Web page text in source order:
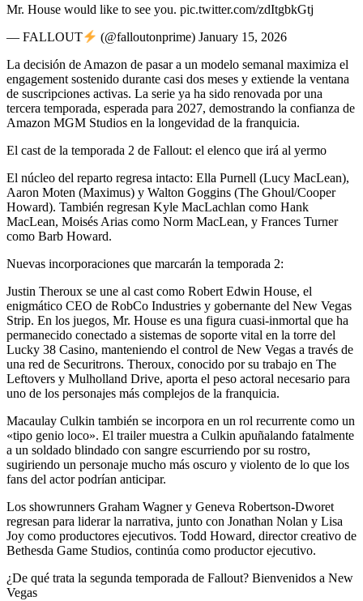
Mr. House would like to see you. pic.twitter.com/zdItgbkGtj
— FALLOUT
(@falloutonprime) January 15, 2026
La decisión de Amazon de pasar a un modelo semanal maximiza el
engagement sostenido durante casi dos meses y extiende la ventana
de suscripciones activas. La serie ya ha sido renovada por una
tercera temporada, esperada para 2027, demostrando la confianza de
Amazon MGM Studios en la longevidad de la franquicia.
El cast de la temporada 2 de Fallout: el elenco que irá al yermo
El núcleo del reparto regresa intacto: Ella Purnell (Lucy MacLean),
Aaron Moten (Maximus) y Walton Goggins (The Ghoul/Cooper
Howard). También regresan Kyle MacLachlan como Hank
MacLean, Moisés Arias como Norm MacLean, y Frances Turner
como Barb Howard.
Nuevas incorporaciones que marcarán la temporada 2:
Justin Theroux se une al cast como Robert Edwin House, el
enigmático CEO de RobCo Industries y gobernante del New Vegas
Strip. En los juegos, Mr. House es una figura cuasi-inmortal que ha
permanecido conectado a sistemas de soporte vital en la torre del
Lucky 38 Casino, manteniendo el control de New Vegas a través de
una red de Securitrons. Theroux, conocido por su trabajo en The
Leftovers y Mulholland Drive, aporta el peso actoral necesario para
uno de los personajes más complejos de la franquicia.
Macaulay Culkin también se incorpora en un rol recurrente como un
«tipo genio loco». El trailer muestra a Culkin apuñalando fatalmente
a un soldado blindado con sangre escurriendo por su rostro,
sugiriendo un personaje mucho más oscuro y violento de lo que los
fans del actor podrían anticipar.
Los showrunners Graham Wagner y Geneva Robertson-Dworet
regresan para liderar la narrativa, junto con Jonathan Nolan y Lisa
Joy como productores ejecutivos. Todd Howard, director creativo de
Bethesda Game Studios, continúa como productor ejecutivo.
¿De qué trata la segunda temporada de Fallout? Bienvenidos a New
Vegas